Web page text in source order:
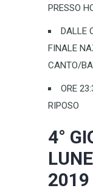
PRESSO
DALLE
FINALE
CANTO/
ORE
RIPOSO
4°
2019